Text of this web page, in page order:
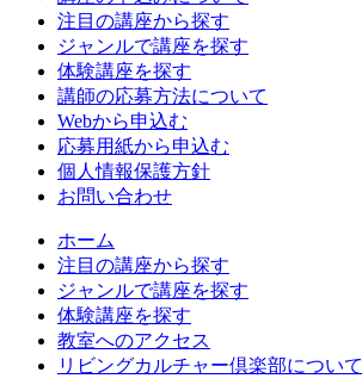
注目の講座から探す
ジャンルで講座を探す
体験講座を探す
講師の応募方法について
Webから申込む
応募用紙から申込む
個人情報保護方針
お問い合わせ
ホーム
注目の講座から探す
ジャンルで講座を探す
体験講座を探す
教室へのアクセス
リビングカルチャー倶楽部について